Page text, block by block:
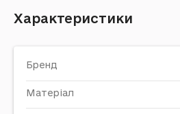
Характеристики
Бренд
Матеріал